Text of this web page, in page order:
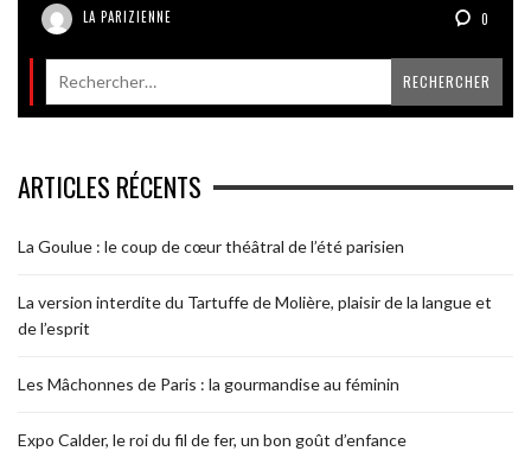
LA PARIZIENNE 0
ARTICLES RÉCENTS
La Goulue : le coup de cœur théâtral de l’été parisien
La version interdite du Tartuffe de Molière, plaisir de la langue et
de l’esprit
Les Mâchonnes de Paris : la gourmandise au féminin
Expo Calder, le roi du fil de fer, un bon goût d’enfance